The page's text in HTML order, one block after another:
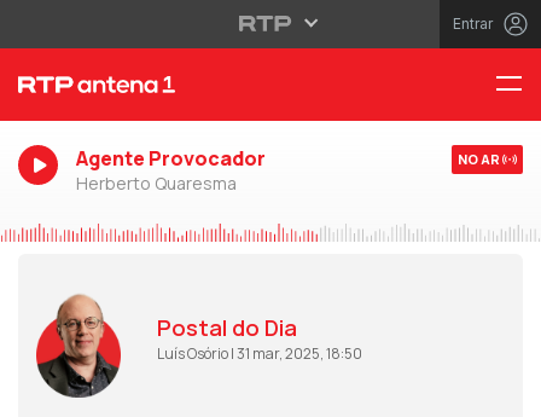
Entrar
Agente Provocador
Herberto Quaresma
NO AR
Postal do Dia
Luís Osório | 31 mar, 2025, 18:50